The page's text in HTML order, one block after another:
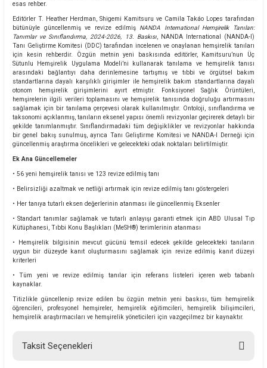
esas rehber.
Editörler T. Heather Herdman, Shigemi Kamitsuru ve Camila Takáo Lopes tarafından
bütünüyle güncellenmiş ve revize edilmiş NANDA International Hemşirelik Tanıları:
Tanımlar ve Sınıflandırma, 2024-2026, 13. Baskısı, NANDA International (NANDA-I)
Tanı Geliştirme Komitesi (DDC) tarafından incelenen ve onaylanan hemşirelik tanıları
için kesin rehberdir. Özgün metnin yeni baskısında editörler, Kamitsuru’nun Üç
Sütunlu Hemşirelik Uygulama Modeli’ni kullanarak tanılama ve hemşirelik tanısı
arasındaki bağlantıyı daha derinlemesine tartışmış ve tıbbi ve örgütsel bakım
standartlarına dayalı karşılıklı girişimler ile hemşirelik bakım standartlarına dayalı
otonom hemşirelik girişimlerini ayırt etmiştir. Fonksiyonel Sağlık Örüntüleri,
hemşirelerin ilgili verileri toplamasını ve hemşirelik tanısında doğruluğu artırmasını
sağlamak için bir tanılama çerçevesi olarak kullanılmıştır. Ontoloji, sınıflandırma ve
taksonomi açıklanmış, tanıların eksenel yapısı önemli revizyonlar geçirerek detaylı bir
şekilde tanımlanmıştır. Sınıflandırmadaki tüm değişiklikler ve revizyonlar hakkında
bir genel bakış sunulmuş, ayrıca Tanı Geliştirme Komitesi ve NANDA-I Derneği için
güncellenmiş araştırma öncelikleri ve gelecekteki odak noktaları belirtilmiştir.
Ek Ana Güncellemeler
• 56 yeni hemşirelik tanısı ve 123 revize edilmiş tanı
• Belirsizliği azaltmak ve netliği artırmak için revize edilmiş tanı göstergeleri
• Her tanıya tutarlı eksen değerlerinin atanması ile güncellenmiş Eksenler
• Standart tanımlar sağlamak ve tutarlı anlayışı garanti etmek için ABD Ulusal Tıp
Kütüphanesi, Tıbbi Konu Başlıkları (MeSH®) terimlerinin atanması
• Hemşirelik bilgisinin mevcut gücünü temsil edecek şekilde gelecekteki tanıların
uygun bir düzeyde kanıt oluşturmasını sağlamak için revize edilmiş kanıt düzeyi
kriterleri
• Tüm yeni ve revize edilmiş tanılar için referans listeleri içeren web tabanlı
kaynaklar.
Titizlikle güncellenip revize edilen bu özgün metnin yeni baskısı, tüm hemşirelik
öğrencileri, profesyonel hemşireler, hemşirelik eğitimcileri, hemşirelik bilişimcileri,
hemşirelik araştırmacıları ve hemşirelik yöneticileri için vazgeçilmez bir kaynaktır.
Taksit Seçenekleri